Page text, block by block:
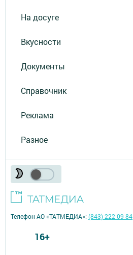
На досуге
Вкусности
Документы
Справочник
Реклама
Разное
Телефон АО «ТАТМЕДИА»:(843) 222 09 84
16+